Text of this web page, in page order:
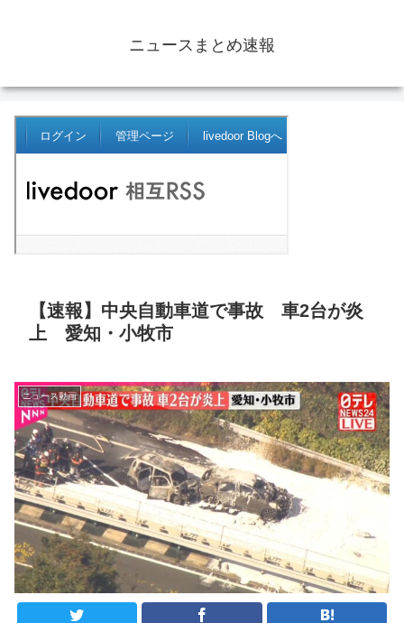
ニュースまとめ速報
【速報】中央自動車道で事故 車2台が炎
上 愛知・小牧市
ニュース動画